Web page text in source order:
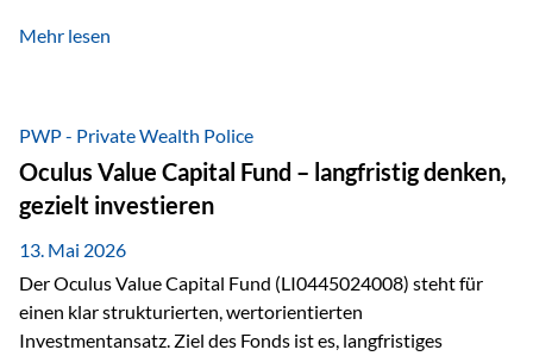
Faktoren für Investoren – begrenztes Angebot und
klassischer „Sicherheitsanker“ gilt, bieten Silber, Platin und
Palladium zusätzlich die Chance, von technologischen
Entwicklungen zu profitieren. Die Nachfrage entsteht nicht
nur durch Anleger, sondern vor allem durch die Industrie.
Gerade in…
Mehr lesen
PWP - Private Wealth Police
Oculus Value Capital Fund – langfristig denken,
gezielt investieren
13. Mai 2026
Der Oculus Value Capital Fund (LI0445024008) steht für
einen klar strukturierten, wertorientierten
Investmentansatz. Ziel des Fonds ist es, langfristiges